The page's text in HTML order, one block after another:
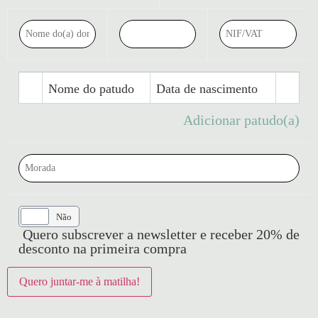
Nome do patudo Data de nascimento
Adicionar patudo(a)
Não
Quero subscrever a newsletter e receber 20% de
desconto na primeira compra